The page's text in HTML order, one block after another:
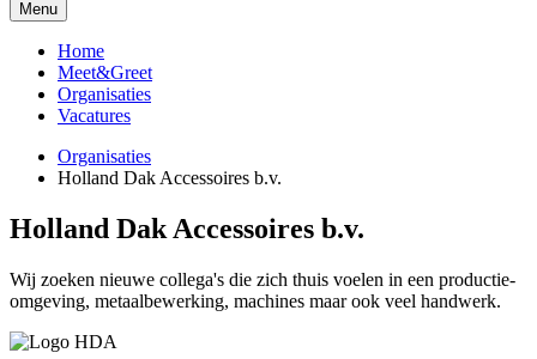
MenuMenu
collapsed
Home
Meet&Greet
Organisaties
Vacatures
Organisaties
Holland Dak Accessoires b.v.
Holland Dak Accessoires b.v.
Wij zoeken nieuwe collega's die zich thuis voelen in een productie-
omgeving, metaalbewerking, machines maar ook veel handwerk.